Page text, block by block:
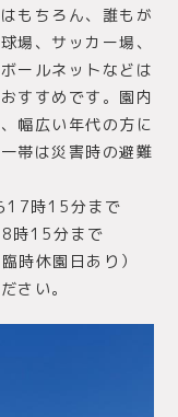
もちろん、誰もが
場、サッカー場、
ールネットなどは
すすめです。園内
幅広い年代の方に
帯は災害時の避難
17時15分まで
15分まで
時休園日あり）
さい。